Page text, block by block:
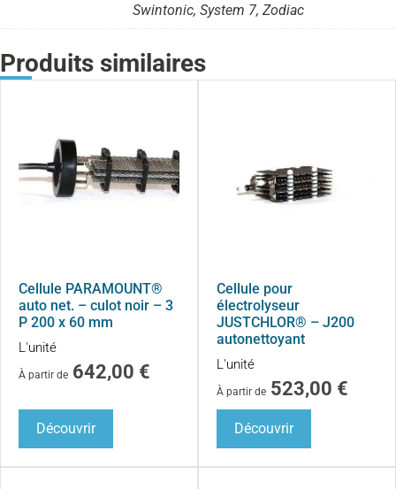
Swintonic, System 7, Zodiac
Produits similaires
Cellule PARAMOUNT®
auto net. – culot noir – 3
P 200 x 60 mm
L'unité
À partir de 642,00 €
Découvrir
Cellule pour
électrolyseur
JUSTCHLOR® – J200
autonettoyant
L'unité
À partir de 523,00 €
Découvrir